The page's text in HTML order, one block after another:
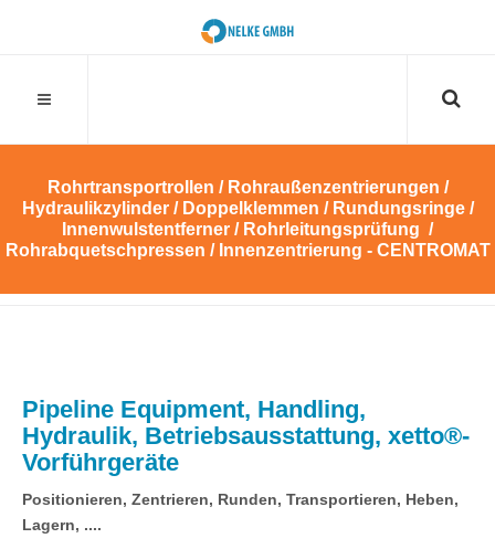
Rohrtransportrollen / Rohraußenzentrierungen /
Hydraulikzylinder / Doppelklemmen / Rundungsringe /
Innenwulstentferner / Rohrleitungsprüfung /
Rohrabquetschpressen / Innenzentrierung - CENTROMAT
Pipeline Equipment, Handling,
Hydraulik, Betriebsausstattung, xetto®-
Vorführgeräte
Positionieren, Zentrieren, Runden, Transportieren, Heben,
Lagern, ....